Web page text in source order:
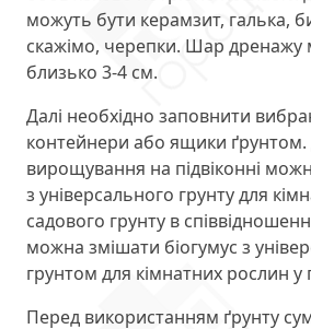
можуть бути керамзит, галька,
скажімо, черепки. Шар дренажу
близько 3-4 см.
Далі необхідно заповнити
контейнери або ящики ґрунтом.
вирощування на підвіконні
з універсального грунту для
садового грунту в
можна змішати біогумус з
грунтом для кімнатних рослин у
Перед використанням ґрунту